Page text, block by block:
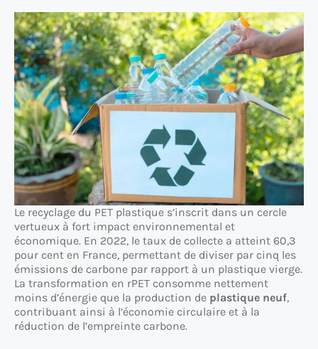
Le recyclage du PET plastique s’inscrit dans un cercle
vertueux à fort impact environnemental et
économique. En 2022, le taux de collecte a atteint 60,3
pour cent en France, permettant de diviser par cinq les
émissions de carbone par rapport à un plastique vierge.
La transformation en rPET consomme nettement
moins d’énergie que la production de plastique neuf,
contribuant ainsi à l’économie circulaire et à la
réduction de l’empreinte carbone.